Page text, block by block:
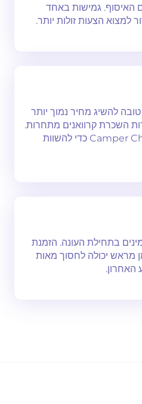
האיסוף. גמישות באחד
למצוא הצעות זולות יותר.
להשיג מחיר נמוך יותר
השכרת קרוואנים מתחרות.
אפשר להשתמש ב-Camper Champ כדי להשוות
בתחילת העונה. הזמנת
מראש יכולה לחסוך מאות
האחרון.